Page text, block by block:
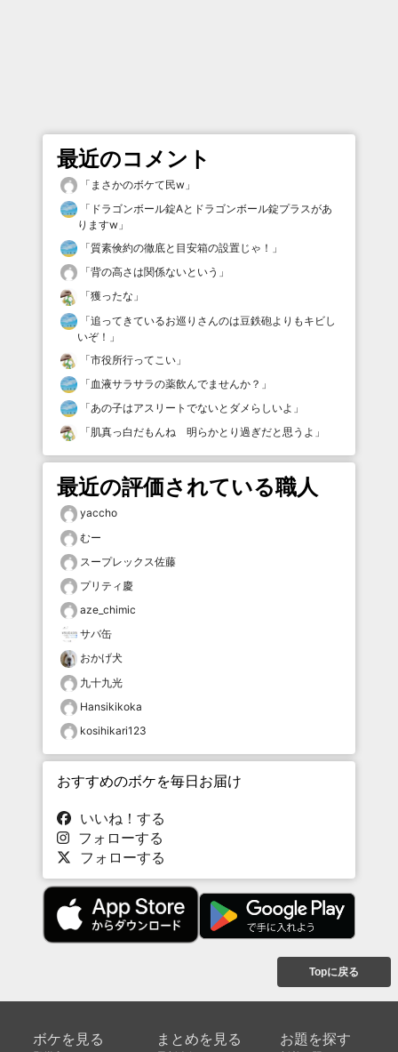
最近のコメント
「 まさかのボケて民w 」
「 ドラゴンボール錠Aとドラゴンボール錠プラスがあ
りますw 」
「質素倹約の徹底と目安箱の設置じゃ！ 」
「背の高さは関係ないという 」
「獲ったな 」
「追ってきているお巡りさんのは豆鉄砲よりもキビし
いぞ！ 」
「市役所行ってこい 」
「血液サラサラの薬飲んでませんか？ 」
「あの子はアスリートでないとダメらしいよ 」
「肌真っ白だもんね 明らかとり過ぎだと思うよ 」
最近の評価されている職人
yaccho
むー
スープレックス佐藤
プリティ慶
aze_chimic
サバ缶
おかげ犬
九十九光
Hansikikoka
kosihikari123
おすすめのボケを毎日お届け
いいね！する
フォローする
フォローする
Topに戻る
ボケを見る まとめを見る お題を探す